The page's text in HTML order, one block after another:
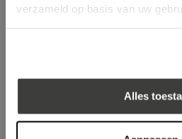
verzameld op basis van uw
Alles